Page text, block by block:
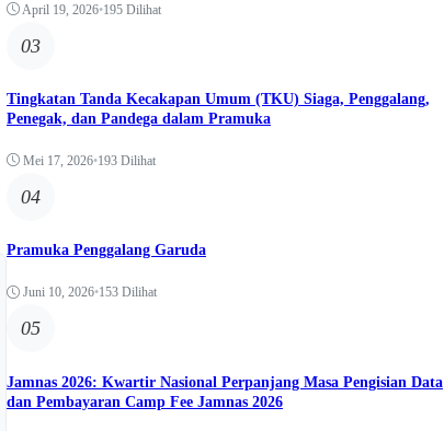
April 19, 2026•195 Dilihat
03
Tingkatan Tanda Kecakapan Umum (TKU) Siaga, Penggalang,
Penegak, dan Pandega dalam Pramuka
Mei 17, 2026•193 Dilihat
04
Pramuka Penggalang Garuda
Juni 10, 2026•153 Dilihat
05
Jamnas 2026: Kwartir Nasional Perpanjang Masa Pengisian Data
dan Pembayaran Camp Fee Jamnas 2026